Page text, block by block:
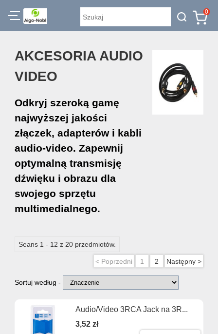
0
AKCESORIA AUDIO
VIDEO
Odkryj szeroką gamę
najwyższej jakości
złączek, adapterów i kabli
audio-video. Zapewnij
optymalną transmisję
dźwięku i obrazu dla
swojego sprzętu
multimedialnego.
Seans 1 - 12 z 20 przedmiotów.
< Poprzedni 1 2 Następny >
Sortuj według -
Audio/Video 3RCA Jack na 3R...
3,52 zł